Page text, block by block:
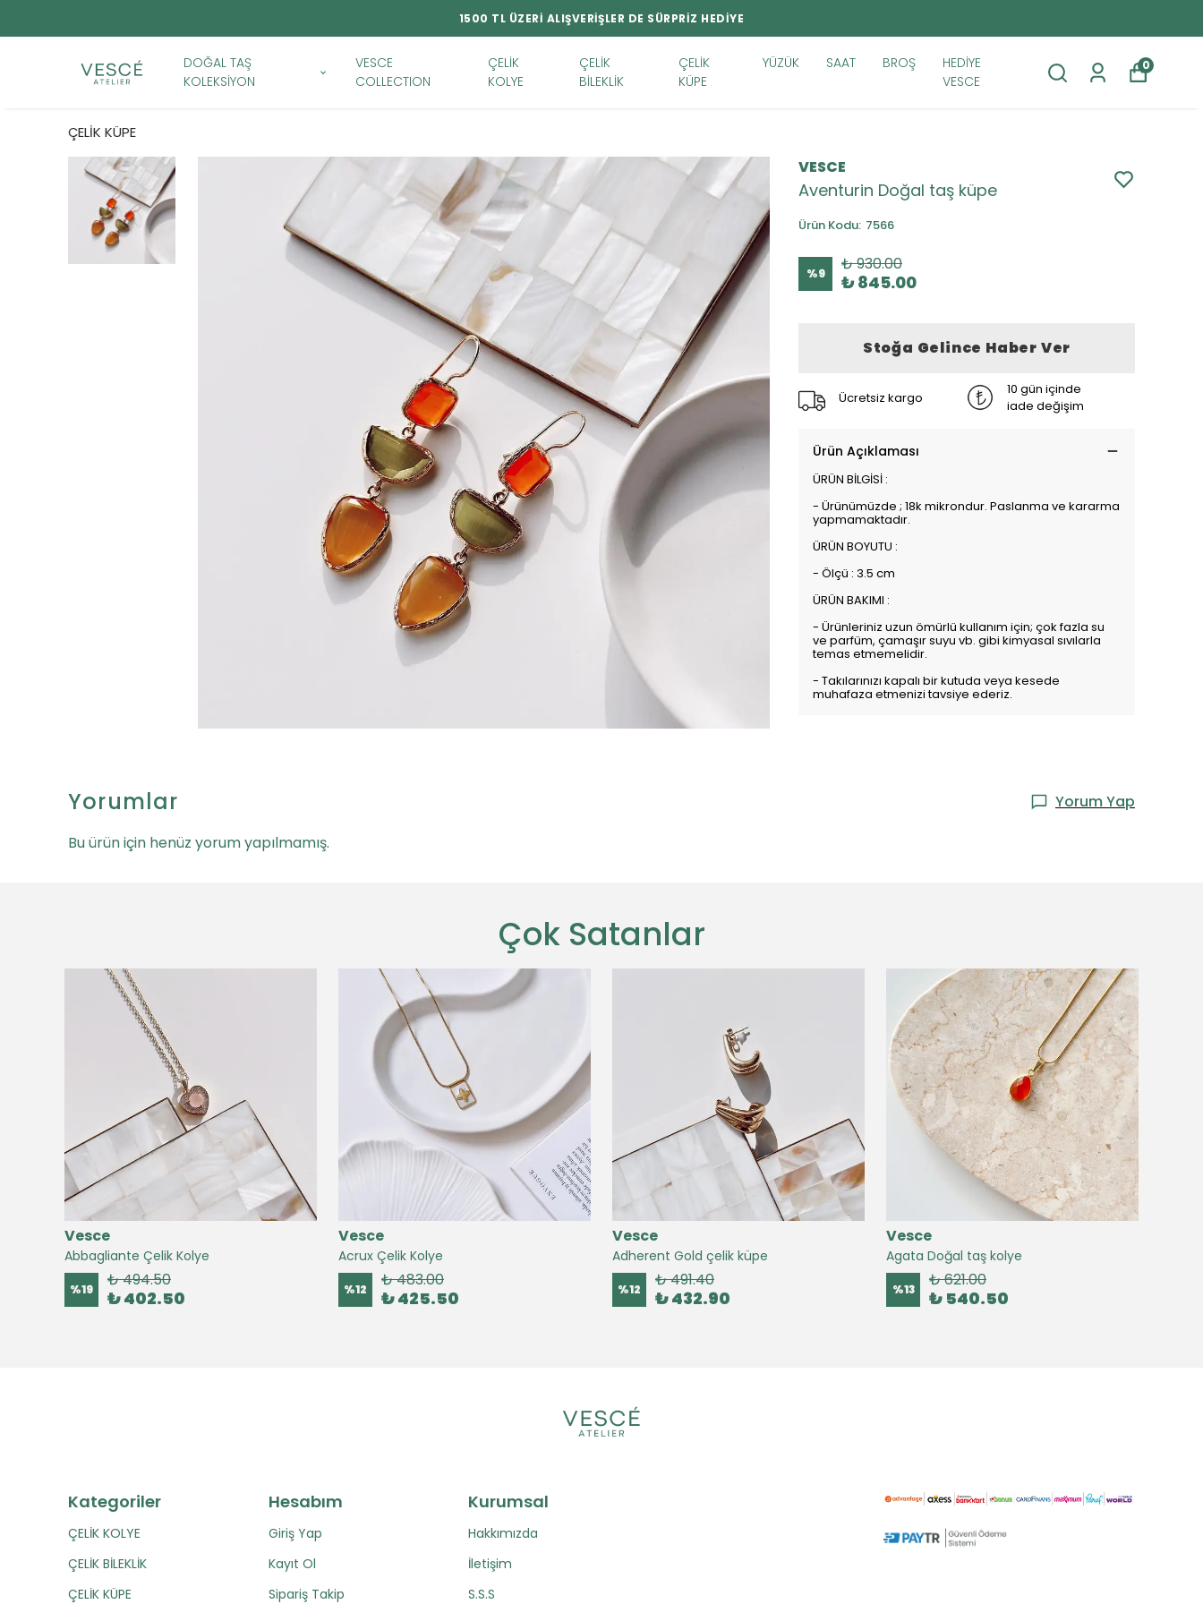
1500 TL ÜZERİ ALIŞVERİŞLER DE SÜRPRİZ HEDİYE
DOĞAL TAŞ
KOLEKSİYON
VESCE
COLLECTION
ÇELİK
KOLYE
ÇELİK
BİLEKLİK
ÇELİK
KÜPE
YÜZÜK SAAT BROŞ
HEDİYE
VESCE
0
ÇELİK KÜPE
VESCE
Aventurin Doğal taş küpe
Ürün Kodu: 7566
%9 ₺ 930.00
₺ 845.00
Stoğa Gelince Haber Ver
Ücretsiz kargo
10 gün içinde
iade değişim
Ürün Açıklaması
ÜRÜN BİLGİSİ :
- Ürünümüzde ; 18k mikrondur. Paslanma ve kararma
yapmamaktadır.
ÜRÜN BOYUTU :
- Ölçü : 3.5 cm
ÜRÜN BAKIMI :
- Ürünleriniz uzun ömürlü kullanım için; çok fazla su
ve parfüm, çamaşır suyu vb. gibi kimyasal sıvılarla
temas etmemelidir.
- Takılarınızı kapalı bir kutuda veya kesede
muhafaza etmenizi tavsiye ederiz.
Yorumlar
Yorum Yap
Bu ürün için henüz yorum yapılmamış.
Çok Satanlar
Vesce
Abbagliante Çelik Kolye
%19 ₺ 494.50
₺ 402.50
Vesce
Acrux Çelik Kolye
%12 ₺ 483.00
₺ 425.50
Vesce
Adherent Gold çelik küpe
%12 ₺ 491.40
₺ 432.90
Vesce
Agata Doğal taş kolye
%13 ₺ 621.00
₺ 540.50
Kategoriler
ÇELİK KOLYE
ÇELİK BİLEKLİK
ÇELİK KÜPE
Hesabım
Giriş Yap
Kayıt Ol
Sipariş Takip
Kurumsal
Hakkımızda
İletişim
S.S.S